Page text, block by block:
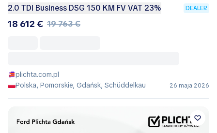
2.0 TDI Business DSG 150 KM FV VAT 23% DEALER
18 612 € 19 763 €
plichta.com.pl
Polska, Pomorskie, Gdańsk, Schüddelkau
26 maja 2026